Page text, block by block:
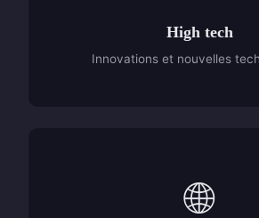
High tech
Innovations et nouvelles
🌐